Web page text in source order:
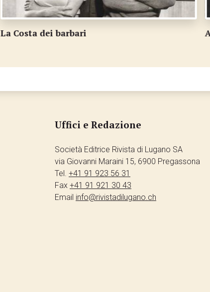
A scuola con la maestra Marisa Grossi
Uffici e Redazione
Società Editrice Rivista di Lugano SA
via Giovanni Maraini 15, 6900 Pregassona
Tel. +41 91 923 56 31
Fax +41 91 921 30 43
Email info@rivistadilugano.ch